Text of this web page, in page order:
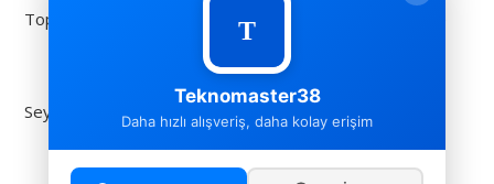
Top, yüzme simidi ve şişme yataklar gibi ev içi ürünlerde
Seyahatlerde, kamp ve outdoor etkinliklerde
Teknomaster38
Daha hızlı alışveriş, daha kolay erişim